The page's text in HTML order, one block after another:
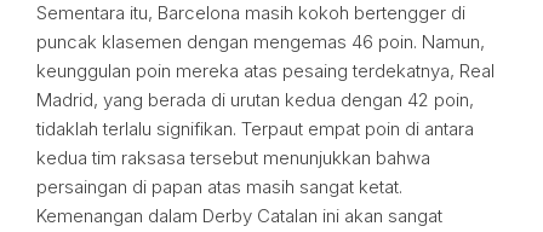
Sementara itu, Barcelona masih kokoh bertengger di
puncak klasemen dengan mengemas 46 poin. Namun,
keunggulan poin mereka atas pesaing terdekatnya, Real
Madrid, yang berada di urutan kedua dengan 42 poin,
tidaklah terlalu signifikan. Terpaut empat poin di antara
kedua tim raksasa tersebut menunjukkan bahwa
persaingan di papan atas masih sangat ketat.
Kemenangan dalam Derby Catalan ini akan sangat